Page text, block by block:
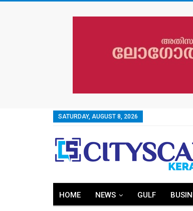
SATURDAY, AUGUST 8, 2026
HOME NEWS GULF